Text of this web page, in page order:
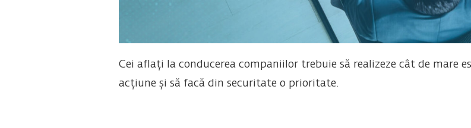
Cei aflați la conducerea companiilor trebuie să realizeze cât de mare
acțiune și să facă din securitate o prioritate.